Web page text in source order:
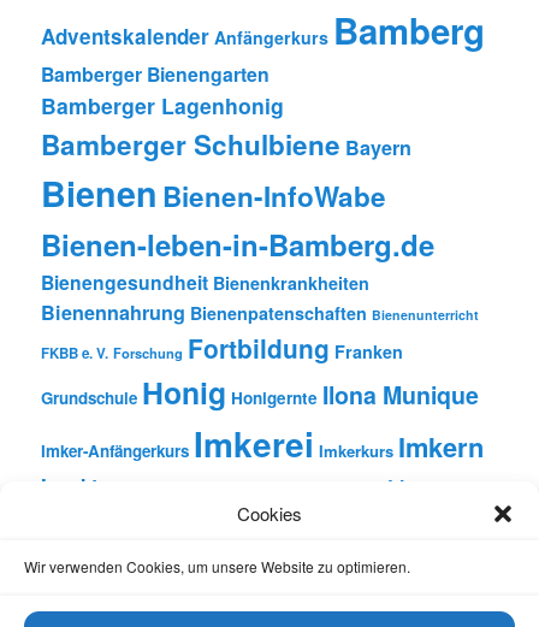
Cookies
Wir verwenden Cookies, um unsere Website zu optimieren.
Adventskalender Anfängerkurs Bamberg
Bamberger Bienengarten
Bamberger Lagenhonig
Bamberger Schulbiene Bayern
Bienen Bienen-InfoWabe
Bienen-leben-in-Bamberg.de
Bienengesundheit Bienenkrankheiten
Bienennahrung Bienenpatenschaften Bienenunterricht
FKBB e. V. Forschung Fortbildung Franken
Grundschule Honig Honigernte Ilona Munique
Imker-Anfängerkurs Imkerei Imkerkurs Imkern
Insekten Literatur
Natur Oberfranken
Schulunterricht Unterricht